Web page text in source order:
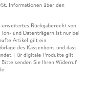
Informationen über den
Rückgaberecht von
und Datenträgern ist nur bei
Artikel gilt ein
des Kassenbons und dass
Für digitale Produkte gilt
senden Sie Ihren Widerruf